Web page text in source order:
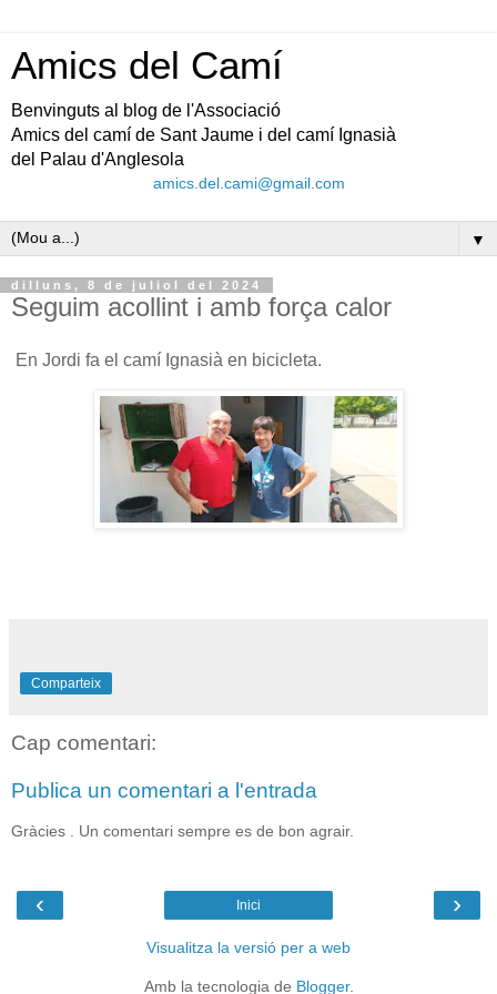
Amics del Camí
Benvinguts al blog de l'Associació
Amics del camí de Sant Jaume i del camí Ignasià
del Palau d'Anglesola
amics.del.cami@gmail.com
▼
dilluns, 8 de juliol del 2024
Seguim acollint i amb força calor
En Jordi fa el camí Ignasià en bicicleta.
Comparteix
Cap comentari:
Publica un comentari a l'entrada
Gràcies . Un comentari sempre es de bon agrair.
‹ ›
Inici
Visualitza la versió per a web
Amb la tecnologia de Blogger.